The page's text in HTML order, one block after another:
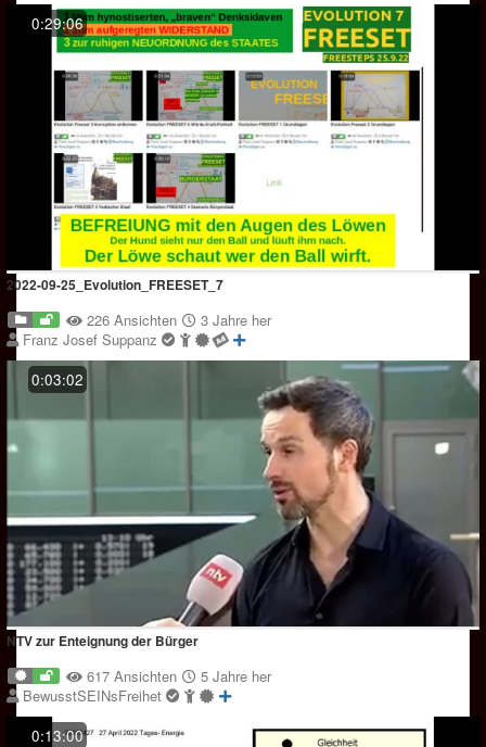
0:29:06
2022-09-25_Evolution_FREESET_7
226 Ansichten
3 Jahre her
Franz Josef Suppanz
0:03:02
NTV zur Enteignung der Bürger
617 Ansichten
5 Jahre her
BewusstSEINsFreihet
0:13:00